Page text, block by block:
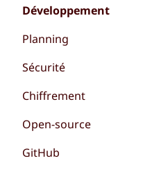
Développement
Planning
Sécurité
Chiffrement
Open-source
GitHub